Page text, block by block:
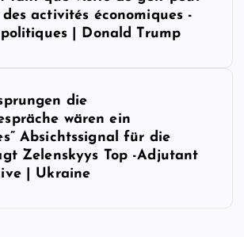
activités économiques -
| Donald Trump
die
wären ein
Absichtssignal für die
Zelenskyys Top -Adjutant
| Ukraine